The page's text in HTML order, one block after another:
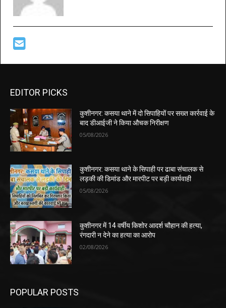
EDITOR PICKS
कुशीनगर: कसया थाने में दो सिपाहियों पर सख्त कार्रवाई के
बाद डीआईजी ने किया औचक निरीक्षण
05/08/2026
कुशीनगर: कसया थाने के सिपाही पर ढाबा संचालक से
लड़की की डिमांड और मारपीट पर बड़ी कार्यवाही
05/08/2026
कुशीनगर में 14 वर्षीय किशोर आदर्श चौहान की हत्या,
रंगदारी न देने का हत्या का आरोप
02/08/2026
POPULAR POSTS